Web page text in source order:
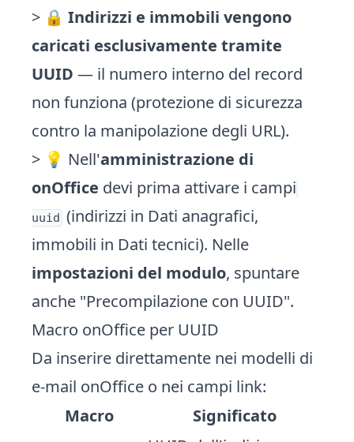
> 🔒 Indirizzi e immobili vengono
caricati esclusivamente tramite
UUID — il numero interno del record
non funziona (protezione di sicurezza
contro la manipolazione degli URL).
> 💡 Nell'amministrazione di
onOffice devi prima attivare i campi
uuid (indirizzi in Dati anagrafici,
immobili in Dati tecnici). Nelle
impostazioni del modulo, spuntare
anche "Precompilazione con UUID".
Macro onOffice per UUID
Da inserire direttamente nei modelli di
e-mail onOffice o nei campi link:
Macro
Significato